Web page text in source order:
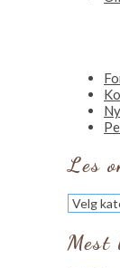
Les
Les
om
Mest